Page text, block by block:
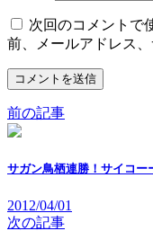
次回のコメントで
前、メールアドレス、
前の記事
サガン鳥栖連勝！サイコー
2012/04/01
次の記事